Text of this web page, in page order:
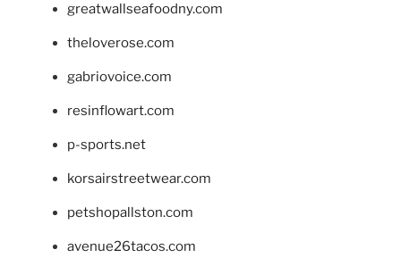
greatwallseafoodny.com
theloverose.com
gabriovoice.com
resinflowart.com
p-sports.net
korsairstreetwear.com
petshopallston.com
avenue26tacos.com